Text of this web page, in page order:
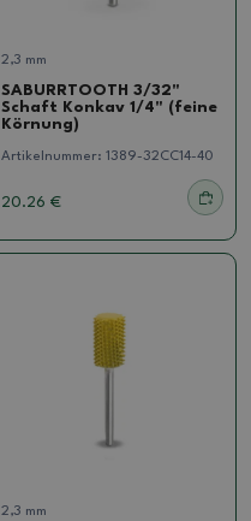
2,3 mm
SABURRTOOTH 3/32"
Schaft Konkav 1/4" (feine
Körnung)
Artikelnummer: 1389-32CC14-40
20.26 €
2,3 mm